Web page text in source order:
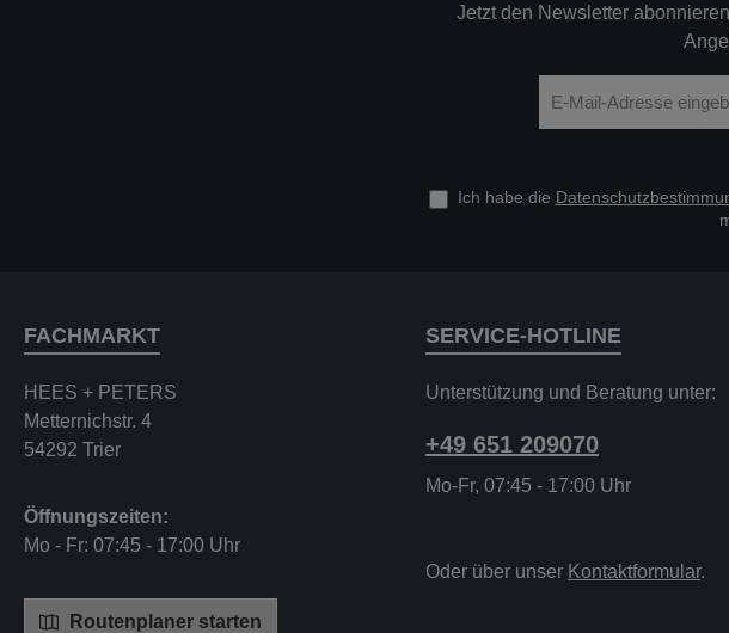
Jetzt den Newsletter
Mail-
Adresse
Ich habe die
SERVICE-HOTLINE
Unterstützung und Beratung unter:
+49 651 209070
Mo-Fr, 07:45 - 17:00 Uhr
Oder über unser Kontaktformular.
FACHMARKT
HEES + PETERS
Metternichstr. 4
54292 Trier
Öffnungszeiten:
Mo - Fr: 07:45 - 17:00 Uhr
Routenplaner starten